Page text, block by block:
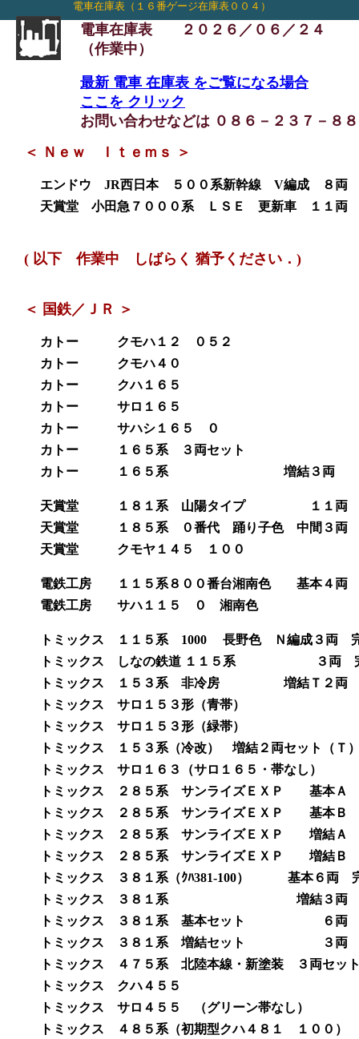
電車在庫表（１６番ゲージ在庫表００４）
電車在庫表 ２０２６／０６／２４
（作業中）
最新 電車 在庫表 をご覧になる場合
ここを クリック
お問い合わせなどは ０８６－２３７－８
＜ Ｎｅｗ Ｉｔｅｍｓ ＞
エンドウ JR西日本 ５００系新幹線 V編成 ８両
天賞堂 小田急７０００系 ＬＳＥ 更新車 １１両
( 以下 作業中 しばらく 猶予ください．)
＜ 国鉄／ＪＲ ＞
カトー クモハ１２ ０５２ 完成
カトー クモハ４０ 完成品
カトー クハ１６５ 完成品 ￥
カトー サロ１６５ 完成品 ￥
カトー サハシ１６５ ０ 完成品
カトー １６５系 ３両セット 完成品
カトー １６５系 増結３両 完成品
天賞堂 １８１系 山陽タイプ １１両 完
天賞堂 １８５系 ０番代 踊り子色 中間３両
天賞堂 クモヤ１４５ １００ 完成
電鉄工房 １１５系８００番台湘南色 基本４両
電鉄工房 サハ１１５ ０ 湘南色 完成
トミックス １１５系 1000 長野色 Ｎ編成３両
トミックス しなの鉄道 １１５系 ３両 完
トミックス １５３系 非冷房 増結Ｔ２両
トミックス サロ１５３形（青帯） 完
トミックス サロ１５３形（緑帯） 完
トミックス １５３系（冷改） 増結２両セット（
トミックス サロ１６３（サロ１６５・帯な
トミックス ２８５系 サンライズＥＸＰ 基本
トミックス ２８５系 サンライズＥＸＰ 基本
トミックス ２８５系 サンライズＥＸＰ 増結
トミックス ２８５系 サンライズＥＸＰ 増結
トミックス ３８１系（ｸﾊ381-100） 基本６両
トミックス ３８１系 増結３両 完成
トミックス ３８１系 基本セット ６両 完
トミックス ３８１系 増結セット ３両 完
トミックス ４７５系 北陸本線・新塗装 ３両セ
トミックス クハ４５５ 完成品
トミックス サロ４５５ （グリーン帯なし
トミックス ４８５系（初期型クハ４８１ １０